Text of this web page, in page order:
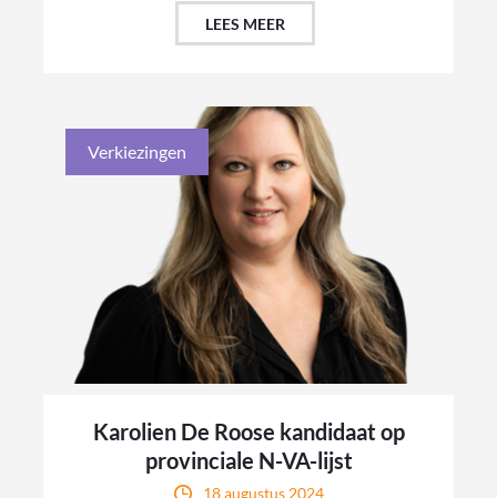
LEES MEER
Verkiezingen
Karolien De Roose kandidaat op
provinciale N-VA-lijst
18 augustus 2024